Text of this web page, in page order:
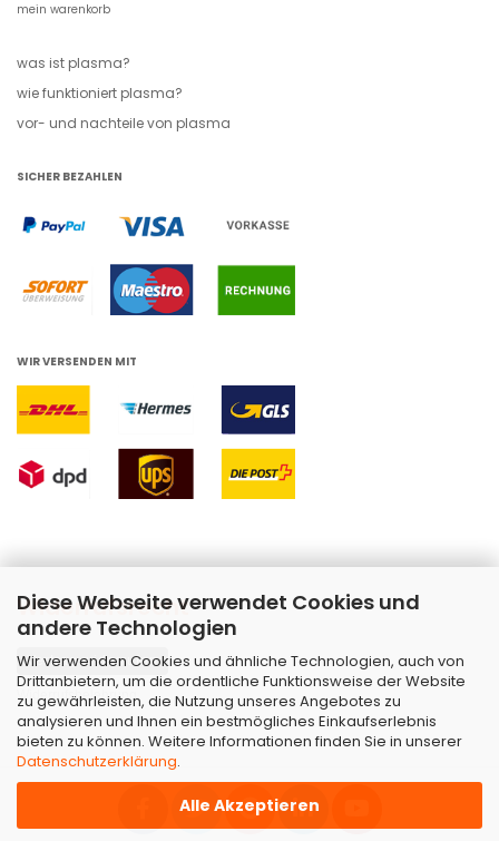
Diese Webseite verwendet Cookies und
andere Technologien
Wir verwenden Cookies und ähnliche Technologien, auch von
Drittanbietern, um die ordentliche Funktionsweise der Website
zu gewährleisten, die Nutzung unseres Angebotes zu
analysieren und Ihnen ein bestmögliches Einkaufserlebnis
bieten zu können. Weitere Informationen finden Sie in unserer
Datenschutzerklärung.
Alle Akzeptieren
mein warenkorb
was ist plasma?
wie funktioniert plasma?
vor- und nachteile von plasma
SICHER BEZAHLEN
WIR VERSENDEN MIT
Widerrufsrecht
Vertrag widerrufen
Widerrufsbelehrung